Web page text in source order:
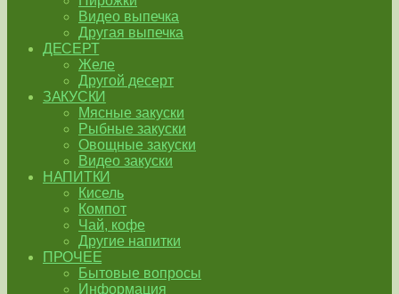
Видео выпечка
Другая выпечка
ДЕСЕРТ
Желе
Другой десерт
ЗАКУСКИ
Мясные закуски
Рыбные закуски
Овощные закуски
Видео закуски
НАПИТКИ
Кисель
Компот
Чай, кофе
Другие напитки
ПРОЧЕЕ
Бытовые вопросы
Информация